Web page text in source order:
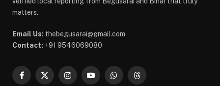
matters.
Email Us: thebegusarai@gmail.com
Contact: +91 9546069080
Facebook
X
InstagramYouTubeWhatsAppThreads